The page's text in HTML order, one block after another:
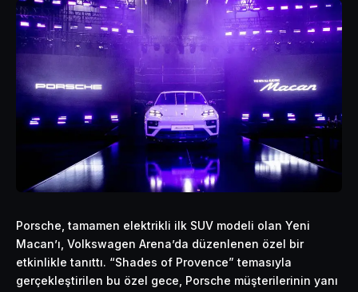
Porsche, tamamen elektrikli ilk SUV modeli olan Yeni
Macan’ı, Volkswagen Arena’da düzenlenen özel bir
etkinlikle tanıttı. “Shades of Provence” temasıyla
gerçekleştirilen bu özel gece, Porsche müşterilerinin yanı